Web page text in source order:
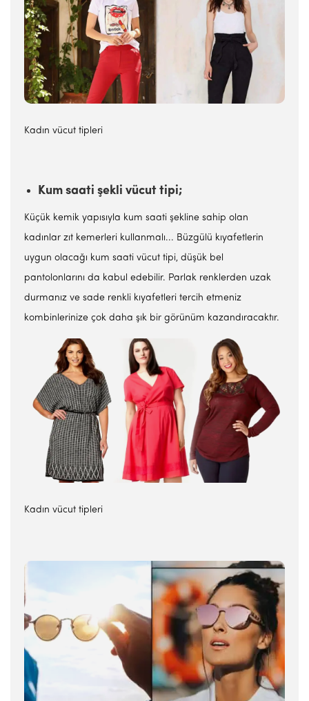
Kadın vücut tipleri
Kum saati şekli vücut tipi;
Küçük kemik yapısıyla kum saati şekline sahip olan
kadınlar zıt kemerleri kullanmalı... Büzgülü kıyafetlerin
uygun olacağı kum saati vücut tipi, düşük bel
pantolonlarını da kabul edebilir. Parlak renklerden uzak
durmanız ve sade renkli kıyafetleri tercih etmeniz
kombinlerinize çok daha şık bir görünüm kazandıracaktır.
Kadın vücut tipleri